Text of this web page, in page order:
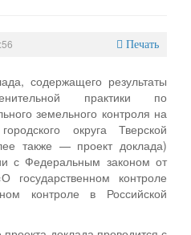
Печать
содержащего результаты
практики по
земельного контроля на
округа Тверской
также — проект доклада)
с Федеральным законом от
контроле
контроле в Российской